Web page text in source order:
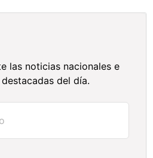
las noticias nacionales e
del día.